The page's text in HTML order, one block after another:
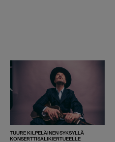
TUURE KILPELÄINEN SYKSYLLÄ
KONSERTTISALIKIERTUEELLE